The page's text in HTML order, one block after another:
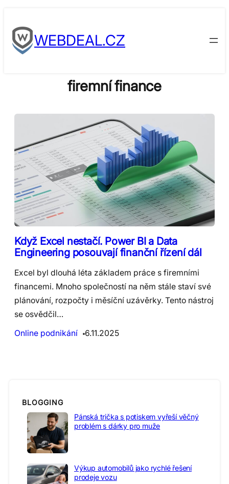
to
contentWEBDEAL.CZ
firemní finance
Když Excel nestačí. Power BI a Data
Engineering posouvají finanční řízení dál
Excel byl dlouhá léta základem práce s firemními
financemi. Mnoho společností na něm stále staví své
plánování, rozpočty i měsíční uzávěrky. Tento nástroj
se osvědčil…
Online podnikání
6.11.2025
BLOGGING
Pánská trička s potiskem vyřeší věčný
problém s dárky pro muže
Výkup automobilů jako rychlé řešení
prodeje vozu